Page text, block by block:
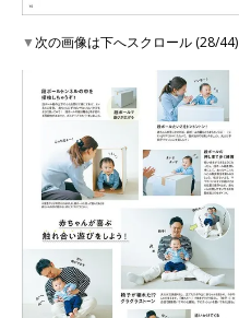
▼次の画像は下へスクロール (28/44)